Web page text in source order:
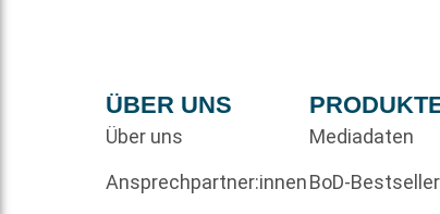
ÜBER UNS
Über uns
Ansprechpartner:innen
Mediadaten
BoD-Bestseller